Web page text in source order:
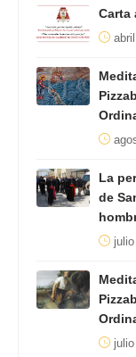
La
de